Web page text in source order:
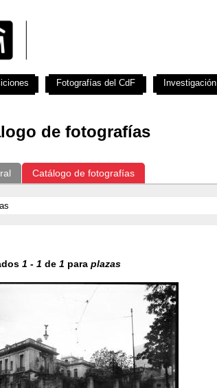
de fotografías
Catálogo de fotografías
1 - 1 de 1 para plazas
Fotografías del CdF Investigación